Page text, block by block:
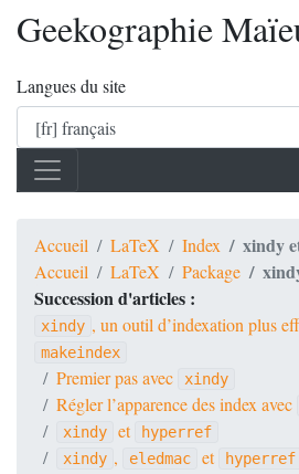
Geekographie
Langues du site
Accueil LaTeX Index xindy
Accueil LaTeX Package
Succession d'articles :
xindy , un outil d’indexation plus
makeindex
Premier pas avec xindy
Régler l’apparence des index avec
xindy
et
hyperref
xindy , eledmac et hyperref